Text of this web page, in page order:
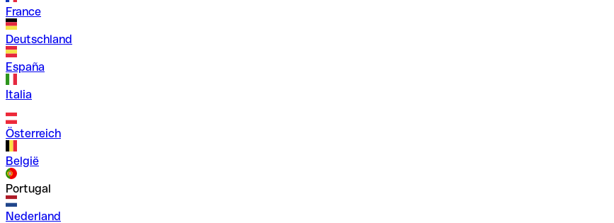
France
Deutschland
España
Italia
Österreich
België
Portugal
Nederland